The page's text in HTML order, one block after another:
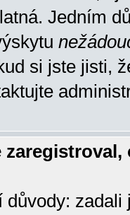
Jedním
si jste jisti,
důvody: